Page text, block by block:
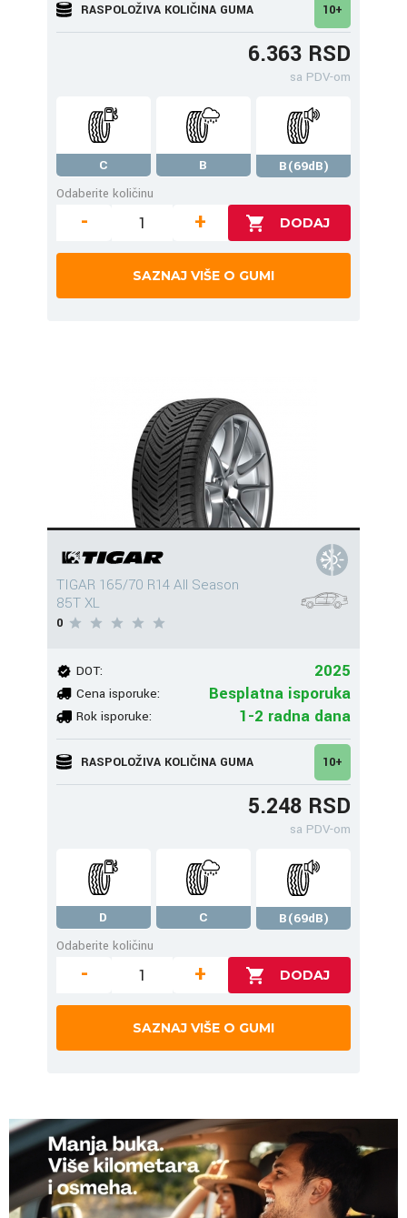
RASPOLOŽIVA KOLIČINA GUMA 10+
6.363 RSD
sa PDV-om
C B
B(69dB)
Odaberite količinu
- +
SAZNAJ VIŠE O GUMI
TIGAR 165/70 R14 All Season
85T XL
0
DOT: 2025
Cena isporuke: Besplatna isporuka
Rok isporuke: 1-2 radna dana
RASPOLOŽIVA KOLIČINA GUMA 10+
5.248 RSD
sa PDV-om
D C
B(69dB)
Odaberite količinu
- +
SAZNAJ VIŠE O GUMI